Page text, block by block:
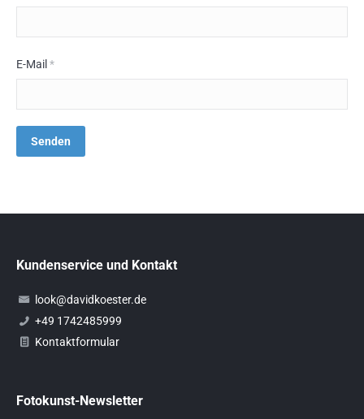
E-Mail *
Kundenservice und Kontakt
look@davidkoester.de
+49 1742485999
Kontaktformular
Fotokunst-Newsletter